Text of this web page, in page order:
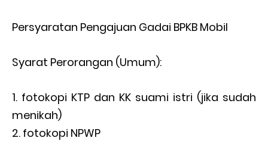
Persyaratan Pengajuan Gadai BPKB Mobil
Syarat Perorangan (Umum):
fotokopi KTP dan KK suami istri (jika sudah
menikah)
fotokopi NPWP